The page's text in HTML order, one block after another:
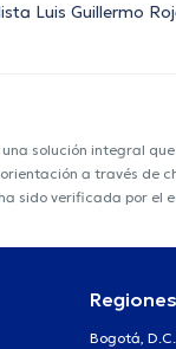
Luis Guillermo
solución integral
a través de
sido verificada por el
Regiones
Bogotá, D.C.